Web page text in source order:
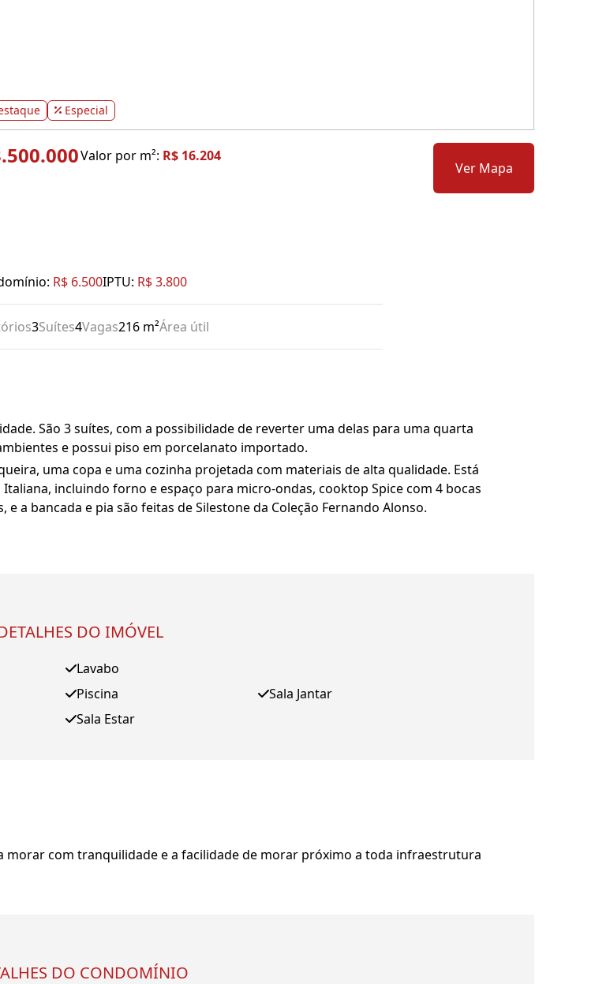
Especial
Valor por m²: R$ 16.204
Ver Mapa
R$ 6.500IPTU: R$ 3.800
3Suítes4Vagas216 m²Área útil
São 3 suítes, com a possibilidade de reverter uma delas para uma quarta
e possui piso em porcelanato importado.
uma copa e uma cozinha projetada com materiais de alta qualidade. Está
incluindo forno e espaço para micro-ondas, cooktop Spice com 4 bocas
a bancada e pia são feitas de Silestone da Coleção Fernando Alonso.
DO IMÓVEL
Lavabo
Piscina
Sala Estar
Sala Jantar
morar com tranquilidade e a facilidade de morar próximo a toda infraestrutura
DO CONDOMÍNIO